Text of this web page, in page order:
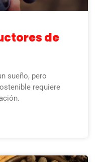
de
sueño, pero
requiere